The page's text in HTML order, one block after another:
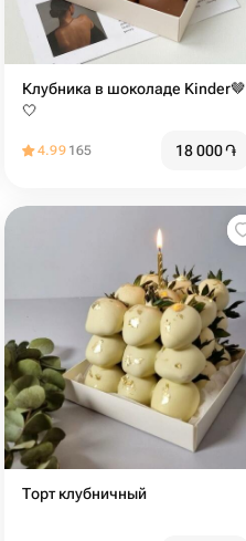
Клубника в шоколаде Kinder🤎
🤍
4.99 165 18 000֏
Торт клубничный